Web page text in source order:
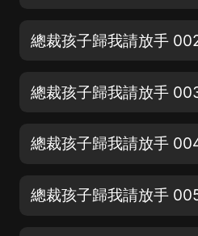
總裁孩子歸我請放手